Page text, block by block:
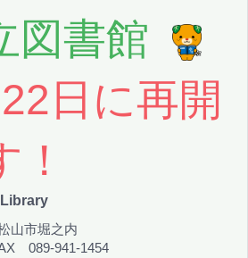
図書館
日に再開
山市堀之内
089-941-1454